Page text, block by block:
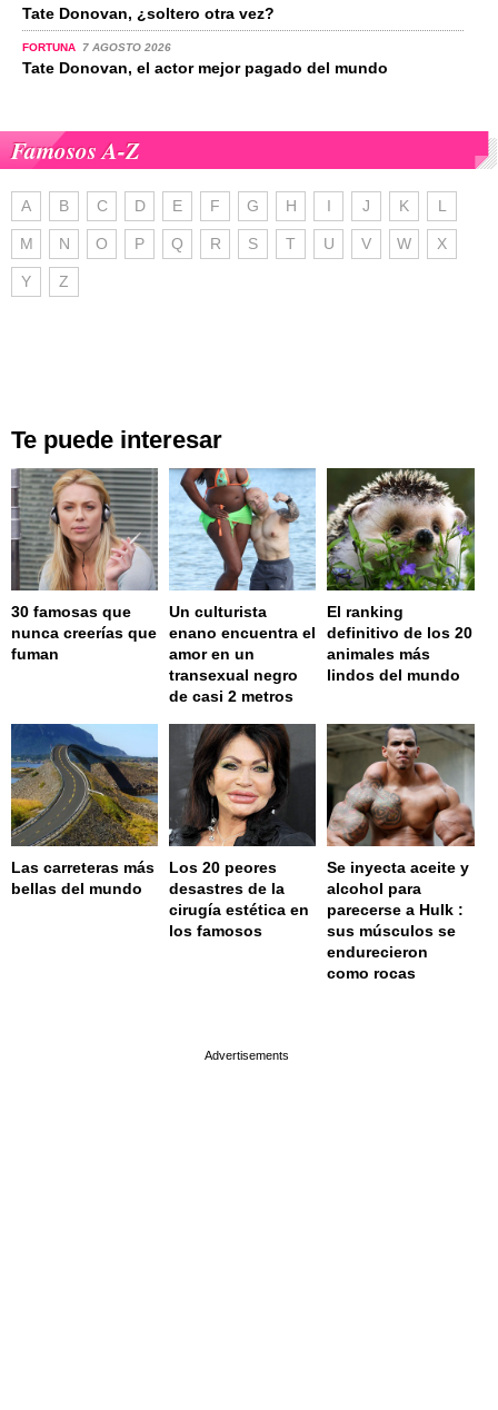
Tate Donovan, ¿soltero otra vez?
FORTUNA 7 AGOSTO 2026
Tate Donovan, el actor mejor pagado del mundo
Famosos A-Z
A B C D E F G H I J K L
M N O P Q R S T U V W X
Y Z
Te puede interesar
30 famosas que
nunca creerías que
fuman
Un culturista
enano encuentra el
amor en un
transexual negro
de casi 2 metros
El ranking
definitivo de los 20
animales más
lindos del mundo
Las carreteras más
bellas del mundo
Los 20 peores
desastres de la
cirugía estética en
los famosos
Se inyecta aceite y
alcohol para
parecerse a Hulk :
sus músculos se
endurecieron
como rocas